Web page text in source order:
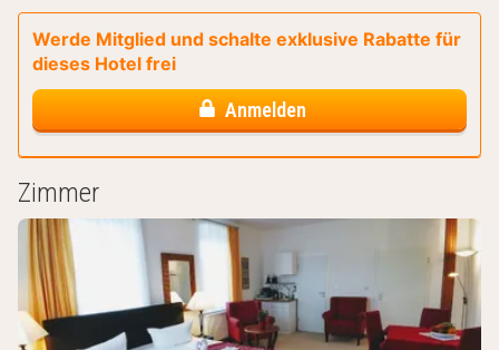
Werde Mitglied und schalte exklusive Rabatte für
dieses Hotel frei
Anmelden
Zimmer